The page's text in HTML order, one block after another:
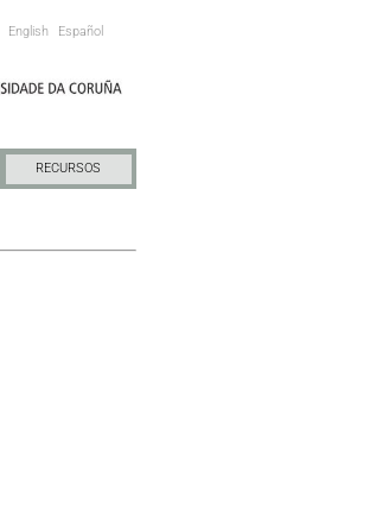
English Español
RECURSOS